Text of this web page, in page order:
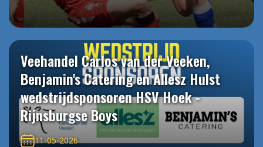
Veehandel Carlos van der Veeken,
Benjamin's Catering en Allesz Hulst
wedstrijdsponsoren HSV Hoek -
Rijnsburgse Boys
11-05-2026